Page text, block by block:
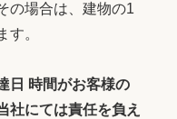
の場合は、建物の1
す。
日 時間がお客様の
社にては責任を負え